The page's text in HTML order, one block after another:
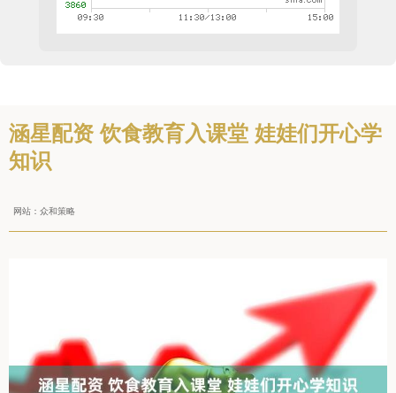
涵星配资 饮食教育入课堂 娃娃们开心学
知识
网站：众和策略